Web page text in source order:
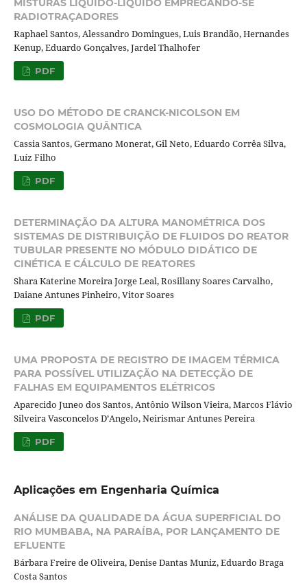
MISTURAS LIQUIDO-LIQUIDO EMPREGANDO-SE
RADIOTRAÇADORES
Raphael Santos, Alessandro Domingues, Luis Brandão, Hernandes
Kenup, Eduardo Gonçalves, Jardel Thalhofer
PDF
USO DO MÉTODO DE CRANCK-NICOLSON EM
COSMOLOGIA QUÂNTICA
Cassia Santos, Germano Monerat, Gil Neto, Eduardo Corrêa Silva,
Luíz Filho
PDF
DETERMINAÇÃO DA ALTURA MANOMÉTRICA DOS
SISTEMAS DE DISTRIBUIÇÃO DE FLUIDOS DO REATOR
TUBULAR PRESENTE NO MÓDULO DIDÁTICO DE
CINÉTICA E CÁLCULO DE REATORES
Shara Katerine Moreira Jorge Leal, Rosillany Soares Carvalho,
Daiane Antunes Pinheiro, Vitor Soares
PDF
UMA PROPOSTA DE REGISTRO DE IMAGEM TÉRMICA
PARA POSSÍVEL UTILIZAÇÃO NA DETECÇÃO DE
FALHAS EM EQUIPAMENTOS ELÉTRICOS
Aparecido Juneo dos Santos, Antônio Wilson Vieira, Marcos Flávio
Silveira Vasconcelos D’Angelo, Neirismar Antunes Pereira
PDF
Aplicações em Engenharia Química
ANÁLISE DA QUALIDADE DA ÁGUA SUPERFICIAL DO
RIO MUMBABA, NA PARAÍBA, POR LANÇAMENTO DE
EFLUENTE
Bárbara Freire de Oliveira, Denise Dantas Muniz, Eduardo Braga
Costa Santos